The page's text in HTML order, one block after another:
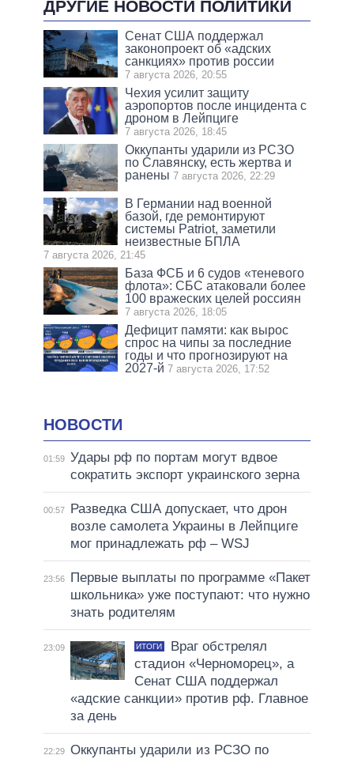
ДРУГИЕ НОВОСТИ ПОЛИТИКИ
Сенат США поддержал
законопроект об «адских
санкциях» против россии
7 августа 2026, 20:55
Чехия усилит защиту
аэропортов после инцидента с
дроном в Лейпциге
7 августа 2026, 18:45
Оккупанты ударили из РСЗО
по Славянску, есть жертва и
ранены 7 августа 2026, 22:29
В Германии над военной
базой, где ремонтируют
системы Patriot, заметили
неизвестные БПЛА
7 августа 2026, 21:45
База ФСБ и 6 судов «теневого
флота»: СБС атаковали более
100 вражеских целей россиян
7 августа 2026, 18:05
Дефицит памяти: как вырос
спрос на чипы за последние
годы и что прогнозируют на
2027-й 7 августа 2026, 17:52
НОВОСТИ
01:59 Удары рф по портам могут вдвое
сократить экспорт украинского зерна
00:57
Разведка США допускает, что дрон
возле самолета Украины в Лейпциге
мог принадлежать рф – WSJ
23:56
Первые выплаты по программе «Пакет
школьника» уже поступают: что нужно
знать родителям
23:09 ИТОГИ
Враг обстрелял
стадион «Черноморец», а
Сенат США поддержал
«адские санкции» против рф. Главное
за день
22:29 Оккупанты ударили из РСЗО по